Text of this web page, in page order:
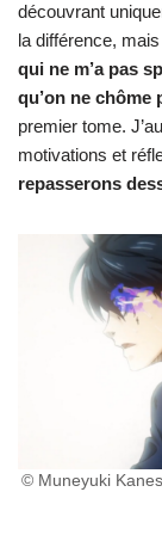
découvrant
la différence,
qui ne m’a pas
qu’on ne chôme
premier tome.
motivations et
repasserons
© Muneyuki